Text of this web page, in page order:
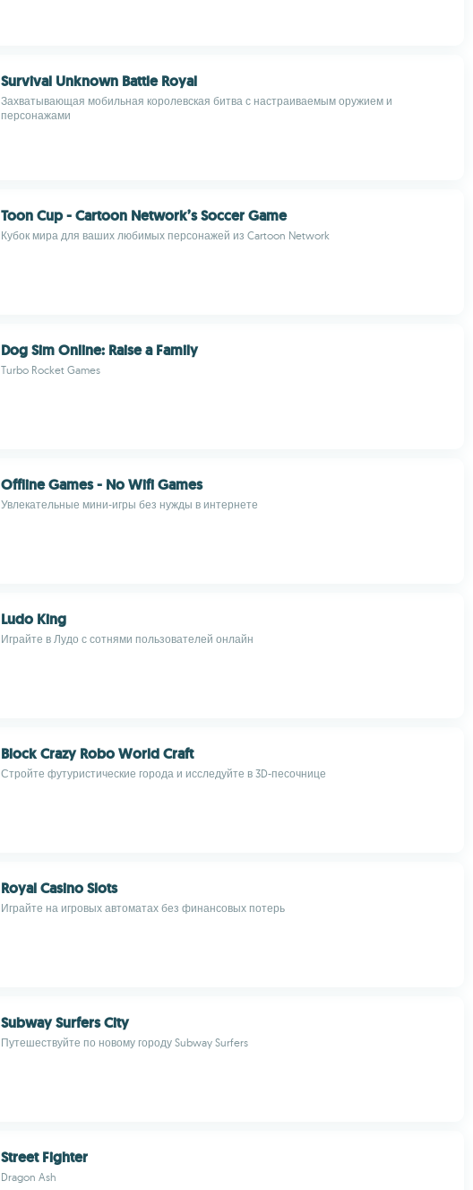
Survival Unknown Battle Royal
Захватывающая мобильная королевская битва с настраиваемым оружием и
персонажами
Toon Cup - Cartoon Network’s Soccer Game
Кубок мира для ваших любимых персонажей из Cartoon Network
Dog Sim Online: Raise a Family
Turbo Rocket Games
Offline Games - No Wifi Games
Увлекательные мини-игры без нужды в интернете
Ludo King
Играйте в Лудо с сотнями пользователей онлайн
Block Crazy Robo World Craft
Стройте футуристические города и исследуйте в 3D-песочнице
Royal Casino Slots
Играйте на игровых автоматах без финансовых потерь
Subway Surfers City
Путешествуйте по новому городу Subway Surfers
Street Fighter
Dragon Ash